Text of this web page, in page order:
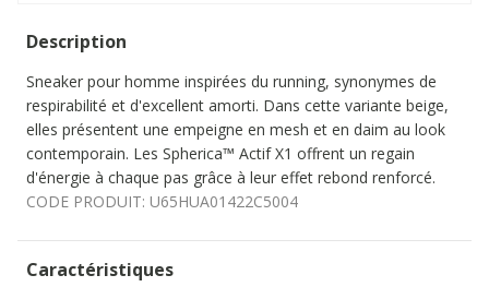
Description
Sneaker pour homme inspirées du running, synonymes de
respirabilité et d'excellent amorti. Dans cette variante beige,
elles présentent une empeigne en mesh et en daim au look
contemporain. Les Spherica™ Actif X1 offrent un regain
d'énergie à chaque pas grâce à leur effet rebond renforcé.
CODE PRODUIT: U65HUA01422C5004
Caractéristiques